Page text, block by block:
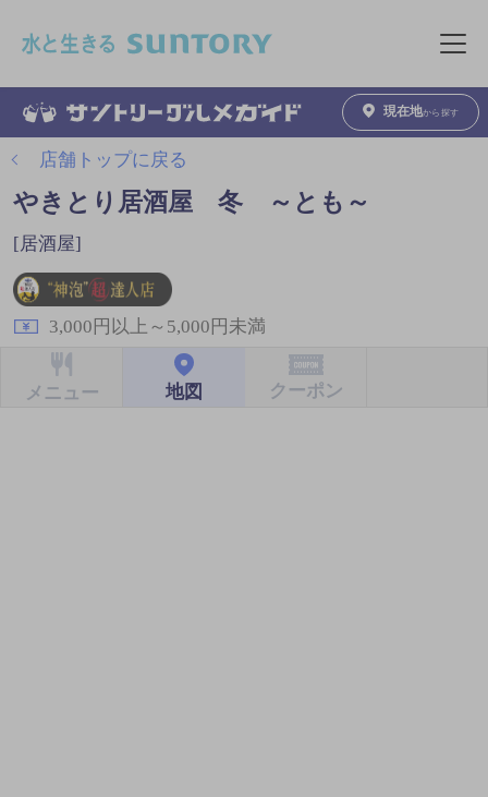
メニュ
現在地から探す
店舗トップに戻る
やきとり居酒屋 冬 ～とも～
[居酒屋]
3,000円以上～5,000円未満
メニュー 地図 クーポン